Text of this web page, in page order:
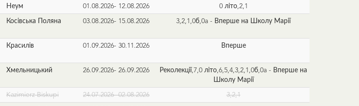
Неум 01.08.2026- 12.08.2026 0 літо,2,1
Косівська Поляна 03.08.2026- 15.08.2026 3,2,1,0б,0a - Вперше на Школу Марії
Красилів 01.09.2026- 30.11.2026 Вперше
Хмельницький 26.09.2026- 26.09.2026
Реколекції,7,0 літо,6,5,4,3,2,1,0б,0a - Вперше на
Школу Марії
Kazimierz Biskupi 24.07.2026- 02.08.2026 3,2,1